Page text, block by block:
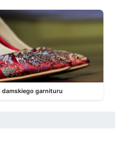
damskiego garnituru